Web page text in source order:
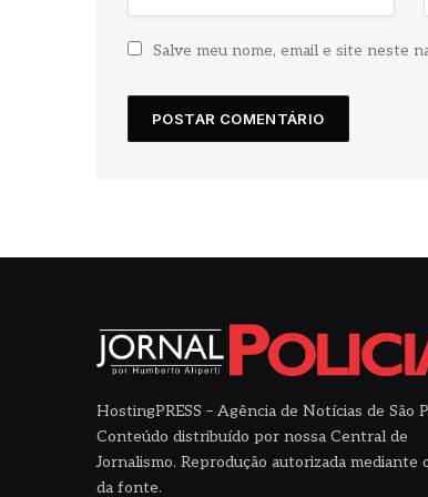
Salve meu nome, email e site neste
HostingPRESS – Agência de Notícias de São
Conteúdo distribuído por nossa Central de
Jornalismo. Reprodução autorizada mediante
da fonte.